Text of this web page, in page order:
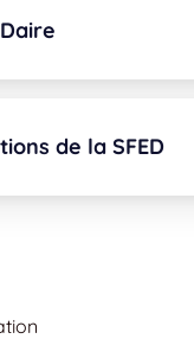
de la SFED